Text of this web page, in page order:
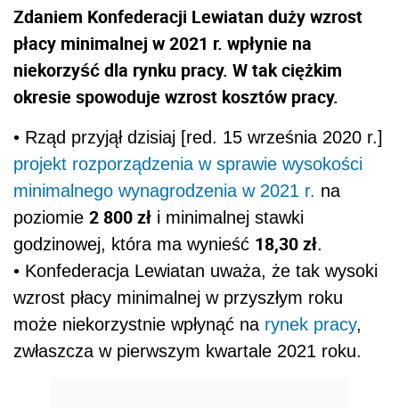
Zdaniem Konfederacji Lewiatan duży wzrost
płacy minimalnej w 2021 r. wpłynie na
niekorzyść dla rynku pracy. W tak ciężkim
okresie spowoduje wzrost kosztów pracy.
• Rząd przyjął dzisiaj [red. 15 września 2020 r.]
projekt rozporządzenia w sprawie wysokości
minimalnego wynagrodzenia w 2021 r. na
poziomie 2 800 zł i minimalnej stawki
godzinowej, która ma wynieść 18,30 zł.
• Konfederacja Lewiatan uważa, że tak wysoki
wzrost płacy minimalnej w przyszłym roku
może niekorzystnie wpłynąć na rynek pracy,
zwłaszcza w pierwszym kwartale 2021 roku.